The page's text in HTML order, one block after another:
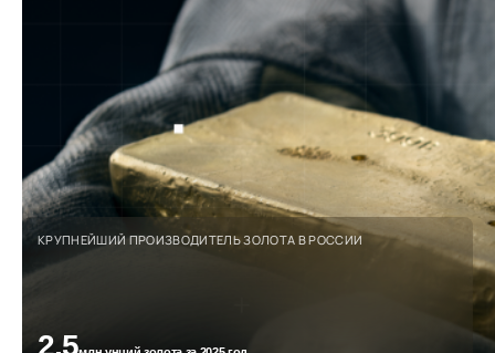
КРУПНЕЙШИЙ ПРОИЗВОДИТЕЛЬ ЗОЛОТА В РОССИИ
2,5